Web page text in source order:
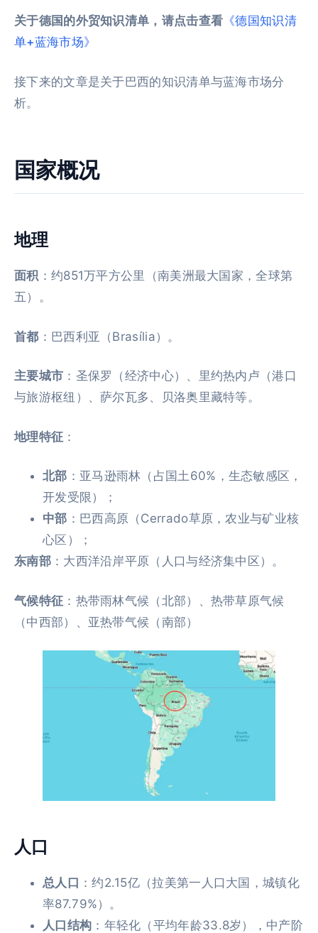
关于德国的外贸知识清单，请点击查看 《德国知识清
单+蓝海市场》
接下来的文章是关于巴西的知识清单与蓝海市场分
析。
国家概况
地理
面积 ：约851万平方公里（南美洲最大国家，全球第
五）。
首都 ：巴西利亚（Brasília）。
主要城市 ：圣保罗（经济中心）、里约热内卢（港口
与旅游枢纽）、萨尔瓦多、贝洛奥里藏特等。
地理特征 ：
北部 ：亚马逊雨林（占国土60%，生态敏感区，
开发受限）；
中部 ：巴西高原（Cerrado草原，农业与矿业核
心区）；
东南部：大西洋沿岸平原（人口与经济集中区）。
气候特征 ：热带雨林气候（北部）、热带草原气候
（中西部）、亚热带气候（南部）
人口
总人口 ：约2.15亿（拉美第一人口大国，城镇化
率87.79%）。
人口结构 ：年轻化（平均年龄33.8岁），中产阶